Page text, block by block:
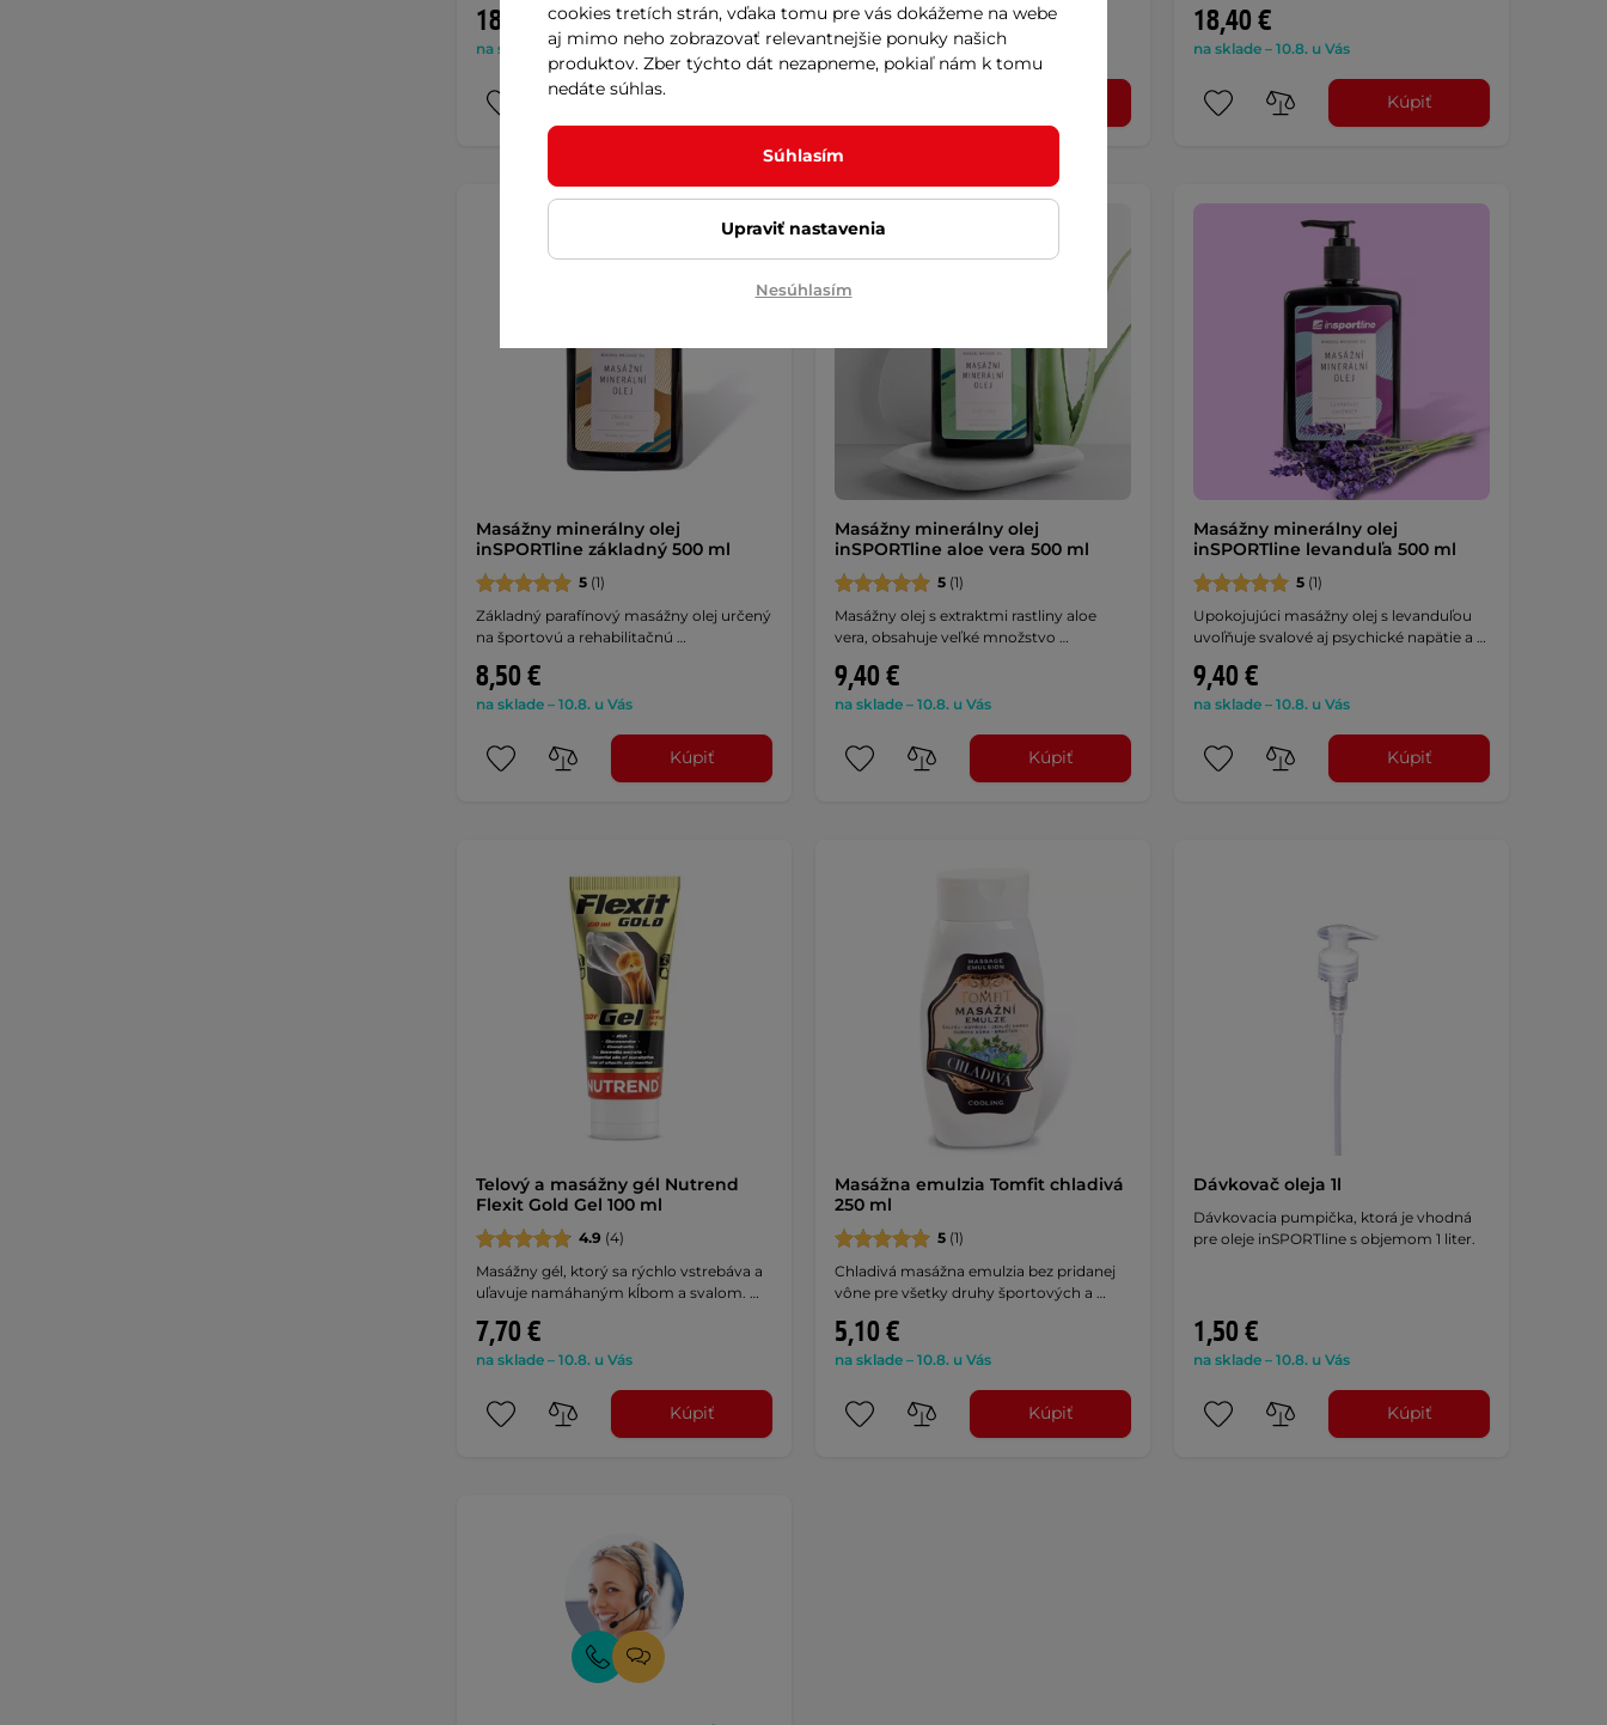
18,40 €
na sklade – 10.8. u Vás
18,40 €
na sklade – 10.8. u Vás
18,40 €
na sklade – 10.8. u Vás
Kúpiť
Masážny minerálny olej
inSPORTline základný 500 ml
5 (1)
Základný parafínový masážny olej určený
na športovú a rehabilitačnú …
8,50 €
na sklade – 10.8. u Vás
Kúpiť
Masážny minerálny olej
inSPORTline aloe vera 500 ml
5(1)
Masážny olej s extraktmi rastliny aloe
vera, obsahuje veľké množstvo …
9,40 €
na sklade – 10.8. u Vás
Kúpiť
Masážny minerálny olej
inSPORTline levanduľa 500 ml
5(1)
Upokojujúci masážny olej s levanduľou
uvoľňuje svalové aj psychické napätie a …
9,40 €
na sklade – 10.8. u Vás
Kúpiť
Telový a masážny gél Nutrend
Flexit Gold Gel 100 ml
4.9 (4)
Masážny gél, ktorý sa rýchlo vstrebáva a
uľavuje namáhaným kĺbom a svalom. …
7,70 €
na sklade – 10.8. u Vás
Kúpiť
Masážna emulzia Tomfit chladivá
250 ml
5(1)
Chladivá masážna emulzia bez pridanej
vône pre všetky druhy športových a …
5,10 €
na sklade – 10.8. u Vás
Kúpiť
Dávkovač oleja 1l
Dávkovacia pumpička, ktorá je vhodná
pre oleje inSPORTline s objemom 1 liter.
1,50 €
na sklade – 10.8. u Vás
Kúpiť
cookies tretích strán, vďaka tomu pre vás dokážeme na webe
aj mimo neho zobrazovať relevantnejšie ponuky našich
produktov. Zber týchto dát nezapneme, pokiaľ nám k tomu
nedáte súhlas.
Súhlasím
Upraviť nastavenia
Nesúhlasím